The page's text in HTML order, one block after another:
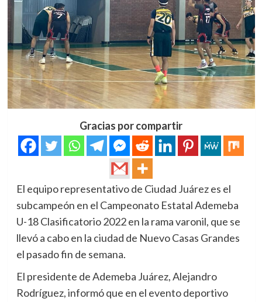
Gracias por compartir
El equipo representativo de Ciudad Juárez es el
subcampeón en el Campeonato Estatal Ademeba
U-18 Clasificatorio 2022 en la rama varonil, que se
llevó a cabo en la ciudad de Nuevo Casas Grandes
el pasado fin de semana.
El presidente de Ademeba Juárez, Alejandro
Rodríguez, informó que en el evento deportivo